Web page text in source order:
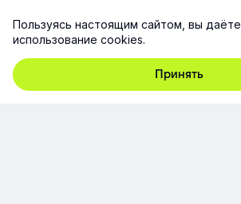
Пользуясь настоящим сайтом, вы даёте
использование cookies.
Принять